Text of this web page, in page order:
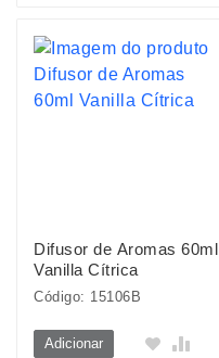
Difusor de Aromas 60ml
Vanilla Cítrica
Código: 15106B
Adicionar